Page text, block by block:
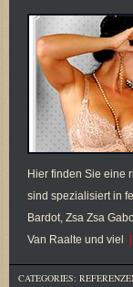
Hier finden Sie eine
sind spezialisiert in
Bardot, Zsa Zsa
Van Raalte und viel
CATEGORIES: